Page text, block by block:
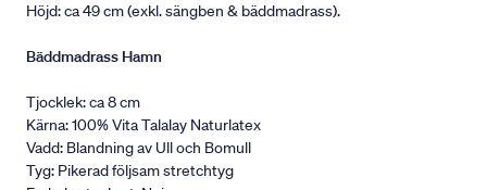
Höjd: ca 49 cm (exkl. sängben & bäddmadrass).
Bäddmadrass Hamn
Tjocklek: ca 8 cm
Kärna: 100% Vita Talalay Naturlatex
Vadd: Blandning av Ull och Bomull
Tyg: Pikerad följsam stretchtyg